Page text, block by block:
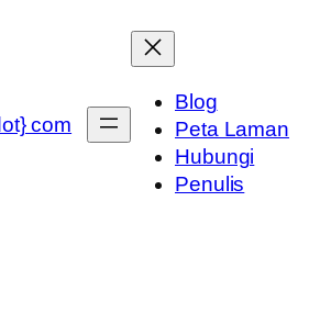
com
Blog
Peta Laman
Hubungi
Penulis